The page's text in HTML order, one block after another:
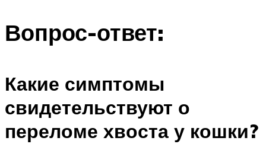
Вопрос-ответ:
Какие симптомы
свидетельствуют о
переломе хвоста у кошки?